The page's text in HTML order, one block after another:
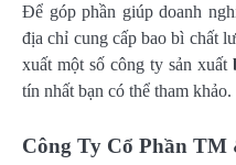
Để góp phần giúp doanh
địa chỉ cung cấp bao bì chất
xuất một số công ty sản xuất
tín nhất bạn có thể tham khảo.
Công Ty Cổ Phần TM